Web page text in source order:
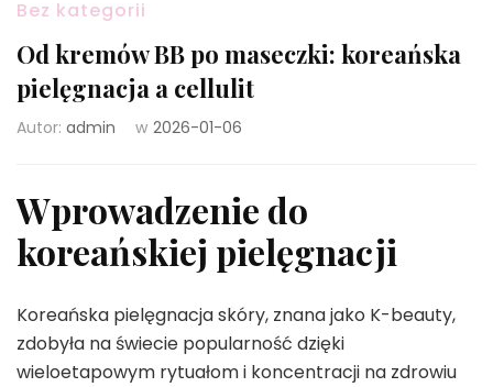
Bez kategorii
Od kremów BB po maseczki: koreańska
pielęgnacja a cellulit
Autor: admin w 2026-01-06
Wprowadzenie do
koreańskiej pielęgnacji
Koreańska pielęgnacja skóry, znana jako K-beauty,
zdobyła na świecie popularność dzięki
wieloetapowym rytuałom i koncentracji na zdrowiu